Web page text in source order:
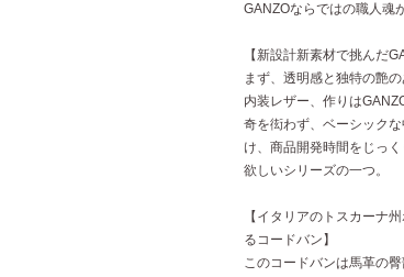
GANZOならではの職人魂
【新設計新素材で挑んだ
まず、透明感と独特の艶
内装レザー、作りは
奇を衒わず、ベーシック
け、商品開発時間をじっ
欲しいシリーズの一つ。
【イタリアのトスカーナ
るコードバン】
このコードバンは馬革の